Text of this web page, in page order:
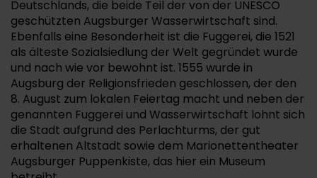
Deutschlands, die beide Teil der von der UNESCO
geschützten Augsburger Wasserwirtschaft sind.
Ebenfalls eine Besonderheit ist die Fuggerei, die 1521
als älteste Sozialsiedlung der Welt gegründet wurde
und nach wie vor bewohnt ist. 1555 wurde in
Augsburg der Religionsfrieden geschlossen, der den
8. August zum lokalen Feiertag macht und neben der
genannten Fuggerei und Wasserwirtschaft lohnt sich
die Stadt aufgrund des Perlachturms, der gut
erhaltenen Altstadt sowie dem Marionettentheater
Augsburger Puppenkiste, das hier ein Museum